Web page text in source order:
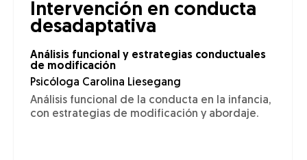
Intervención en conducta
desadaptativa
Análisis funcional y estrategias conductuales
de modificación
Psicóloga Carolina Liesegang
Análisis funcional de la conducta en la infancia,
con estrategias de modificación y abordaje.